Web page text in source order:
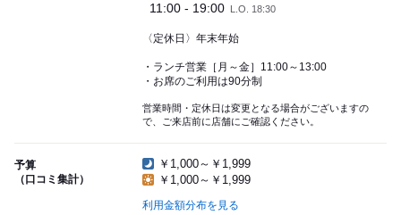
11:00 - 19:00 L.O. 18:30
〈定休日〉年末年始
・ランチ営業［月～金］11:00～13:00
・お席のご利用は90分制
営業時間・定休日は変更となる場合がございますの
で、ご来店前に店舗にご確認ください。
予算
（口コミ集計）
￥1,000～￥1,999
￥1,000～￥1,999
利用金額分布を見る